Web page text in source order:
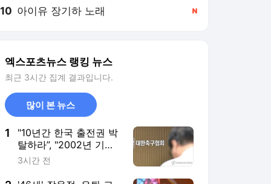
10 아이유 장기하 노래
엑스포츠뉴스 랭킹 뉴스
최근 3시간 집계 결과입니다.
많이 본 뉴스
1
"10년간 한국 출전권 박
탈하라”, "2002년 기록
삭제하라"…전세계 난리!
도 가능"→'심판 성접대
3시간 전